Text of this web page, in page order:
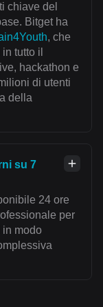
chiave del
Bitget ha
, che
tutto il
hackathon e
di utenti
della
su 7
24 ore
per
in modo